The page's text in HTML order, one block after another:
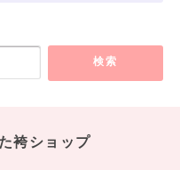
店
店
幌店
検索
袴ショップ